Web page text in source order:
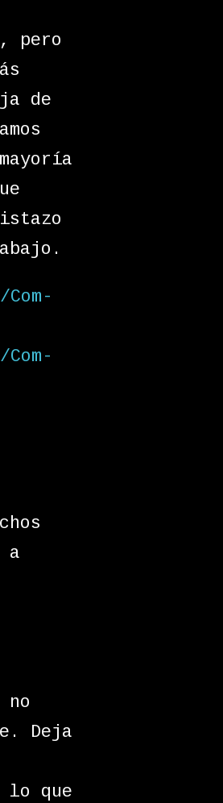
pero
de
a
no
Deja
lo que